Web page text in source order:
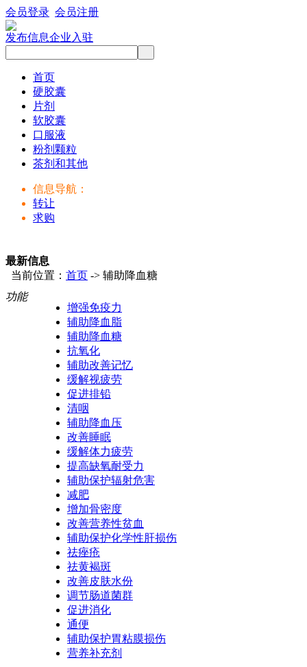
会员登录 会员注册
发布信息企业入驻
首页
硬胶囊
片剂
软胶囊
口服液
粉剂颗粒
茶剂和其他
信息导航：
转让
求购
最新信息
当前位置： 首页 -> 辅助降血糖
功能
增强免疫力
辅助降血脂
辅助降血糖
抗氧化
辅助改善记忆
缓解视疲劳
促进排铅
清咽
辅助降血压
改善睡眠
缓解体力疲劳
提高缺氧耐受力
辅助保护辐射危害
减肥
增加骨密度
改善营养性贫血
辅助保护化学性肝损伤
祛痤疮
祛黄褐斑
改善皮肤水份
调节肠道菌群
促进消化
通便
辅助保护胃粘膜损伤
营养补充剂